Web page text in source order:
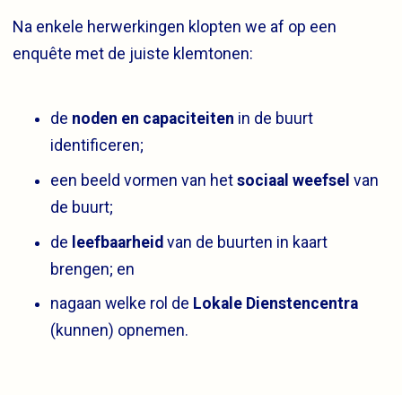
Na enkele herwerkingen klopten we af op een
enquête met de juiste klemtonen:
de noden en capaciteiten in de buurt
identificeren;
een beeld vormen van het sociaal weefsel van
de buurt;
de leefbaarheid van de buurten in kaart
brengen; en
nagaan welke rol de Lokale Dienstencentra
(kunnen) opnemen.